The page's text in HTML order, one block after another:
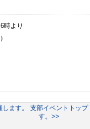
時より
ます。
支部イベントトップ
す。>>